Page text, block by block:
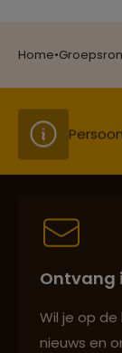
Home•
Best
Ontvang
Wil je op
nieuws en